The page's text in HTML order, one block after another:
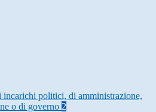
incarichi politici, di amministrazione,
o di governo 2